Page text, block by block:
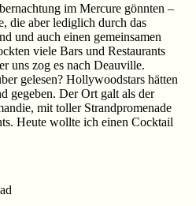
im Mercure gönnten –
die aber lediglich durch das
und auch einen gemeinsamen
viele Bars und Restaurants
uns zog es nach Deauville.
gelesen? Hollywoodstars hätten
gegeben. Der Ort galt als der
mit toller Strandpromenade
Heute wollte ich einen Cocktail